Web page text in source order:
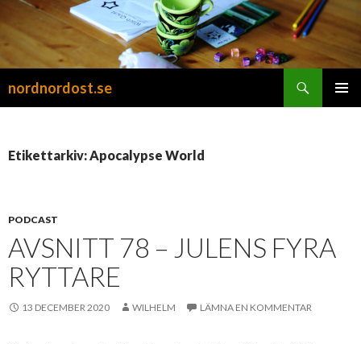
nordnordost.se
Etikettarkiv: Apocalypse World
PODCAST
AVSNITT 78 – JULENS FYRA
RYTTARE
13 DECEMBER 2020 WILHELM LÄMNA EN KOMMENTAR